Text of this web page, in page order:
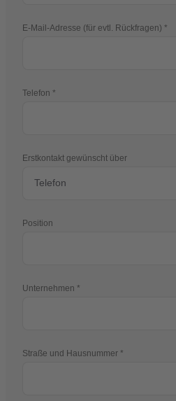
E-Mail-Adresse (für evtl. Rückfragen)
Telefon
Erstkontakt gewünscht über
Position
Unternehmen
Straße und Hausnummer